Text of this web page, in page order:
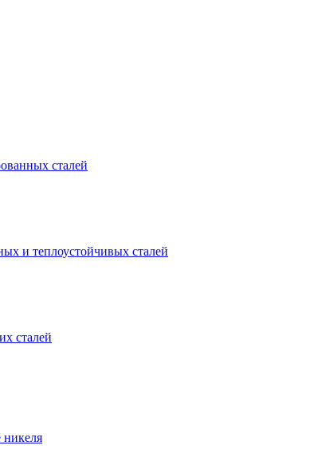
сталей
и теплоустойчивых сталей
сталей
никеля